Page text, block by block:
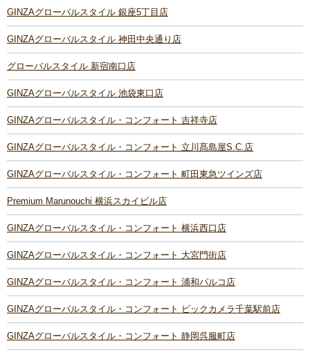
GINZAグローバルスタイル 銀座5丁目店
GINZAグローバルスタイル 神田中央通り店
グローバルスタイル 新宿南口店
GINZAグローバルスタイル 池袋東口店
GINZAグローバルスタイル・コンフォート 吉祥寺店
GINZAグローバルスタイル・コンフォート 立川髙島屋S.C.店
GINZAグローバルスタイル・コンフォート 町田東急ツインズ店
Premium Marunouchi 横浜スカイビル店
GINZAグローバルスタイル・コンフォート 横浜西口店
GINZAグローバルスタイル・コンフォート 大宮門街店
GINZAグローバルスタイル・コンフォート 浦和パルコ店
GINZAグローバルスタイル・コンフォート ビックカメラ千葉駅前店
GINZAグローバルスタイル・コンフォート 静岡呉服町店